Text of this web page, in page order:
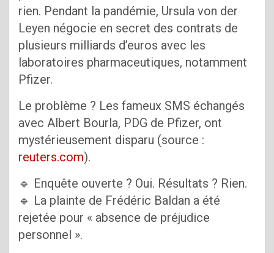
rien. Pendant la pandémie, Ursula von der
Leyen négocie en secret des contrats de
plusieurs milliards d’euros avec les
laboratoires pharmaceutiques, notamment
Pfizer.
Le problème ? Les fameux SMS échangés
avec Albert Bourla, PDG de Pfizer, ont
mystérieusement disparu (source :
reuters.com).
🔹 Enquête ouverte ? Oui. Résultats ? Rien.
🔹 La plainte de Frédéric Baldan a été
rejetée pour « absence de préjudice
personnel ».